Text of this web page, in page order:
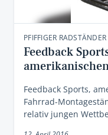
PFIFFIGER RADSTÄNDER
Feedback
Feedback Sports,
Fahrrad-
relativ jungen